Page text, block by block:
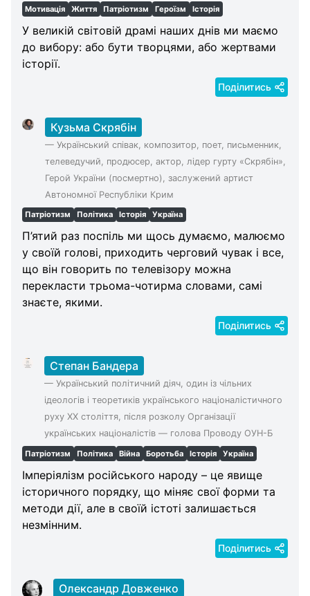
Мотивація Життя Патріотизм Героїзм Історія
У великій світовій драмі наших днів ми маємо
до вибору: або бути творцями, або жертвами
історії.
Поділитись
Кузьма Скрябін
— Український співак, композитор, поет, письменник,
телеведучий, продюсер, актор, лідер гурту «Скрябін»,
Герой України (посмертно), заслужений артист
Автономної Республіки Крим
Патріотизм Політика Історія Україна
П’ятий раз поспіль ми щось думаємо, малюємо
у своїй голові, приходить черговий чувак і все,
що він говорить по телевізору можна
перекласти трьома-чотирма словами, самі
знаєте, якими.
Поділитись
Степан Бандера
— Український політичний діяч, один із чільних
ідеологів і теоретиків українського націоналістичного
руху XX століття, після розколу Організації
українських націоналістів — голова Проводу ОУН-Б
Патріотизм Політика Війна Боротьба Історія Україна
Імперіялізм російського народу – це явище
історичного порядку, що міняє свої форми та
методи дії, але в своїй істоті залишається
незмінним.
Поділитись
Олександр Довженко